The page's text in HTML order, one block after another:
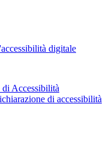
digitale
Accessibilità
di accessibilità